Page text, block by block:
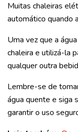
Muitas chaleiras
automático quando
Uma vez que a
chaleira e utilizá-la
qualquer outra
Lembre-se de
água quente e siga
garantir o uso